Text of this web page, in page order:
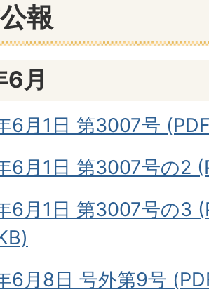
報
月
6月1日 第3007号
6月1日 第3007号の2
6月1日 第3007号の3
6月8日 号外第9号